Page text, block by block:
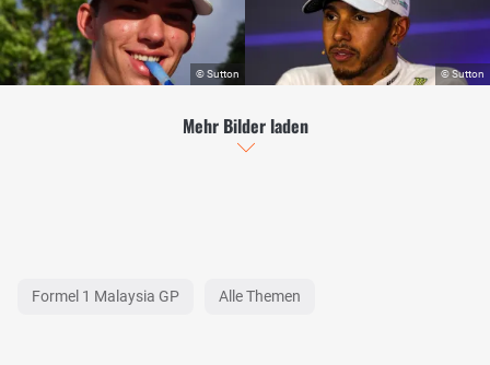
Mehr Bilder laden
Formel 1 Malaysia GP Alle Themen